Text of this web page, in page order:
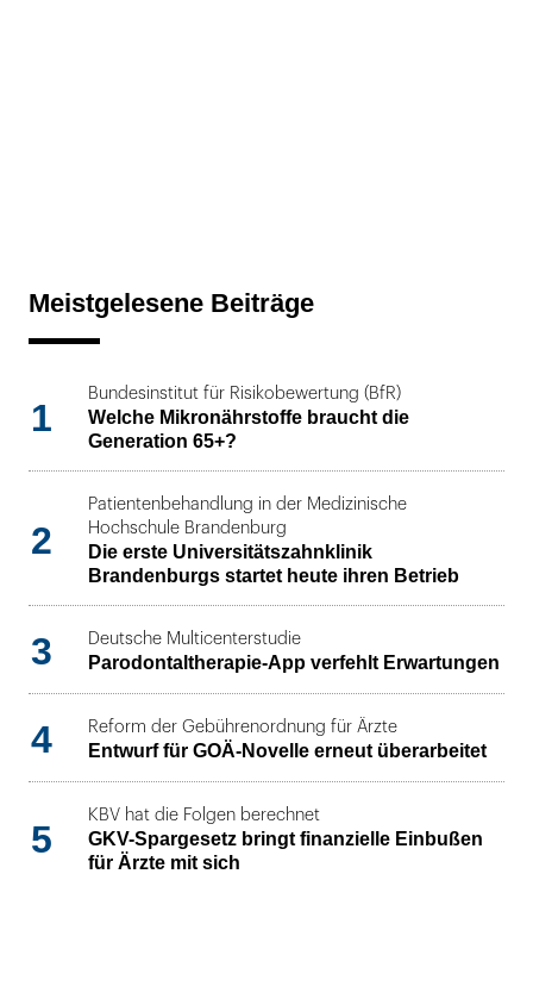
Meistgelesene Beiträge
1
Bundesinstitut für Risikobewertung (BfR)
Welche Mikronährstoffe braucht die
Generation 65+?
2
Patientenbehandlung in der Medizinische
Hochschule Brandenburg
Die erste Universitätszahnklinik
Brandenburgs startet heute ihren Betrieb
3 Deutsche Multicenterstudie
Parodontaltherapie-App verfehlt Erwartungen
4 Reform der Gebührenordnung für Ärzte
Entwurf für GOÄ-Novelle erneut überarbeitet
5
KBV hat die Folgen berechnet
GKV-Spargesetz bringt finanzielle Einbußen
für Ärzte mit sich